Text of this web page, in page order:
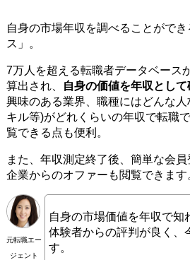
自身の市場年収を調べることがで
ス」。
7万人を超える転職者データベース
算出され、
自身の価値を年収として
興味のある業界、職種にはどんな
キル等)がどれくらいの年収で転職
覧できる点も便利。
また、年収測定終了後、簡単な会
企業からのオファーも閲覧できます
元転職エー
ジェント
自身の市場価値を年収で知
体験者からの評判が良く、
す。